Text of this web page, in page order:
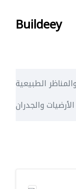
Buildeey
الطبيعية
الأرضيات والجدران